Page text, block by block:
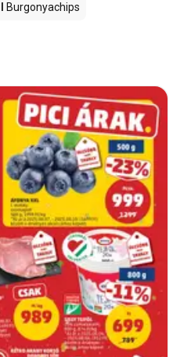
Burgonyachips